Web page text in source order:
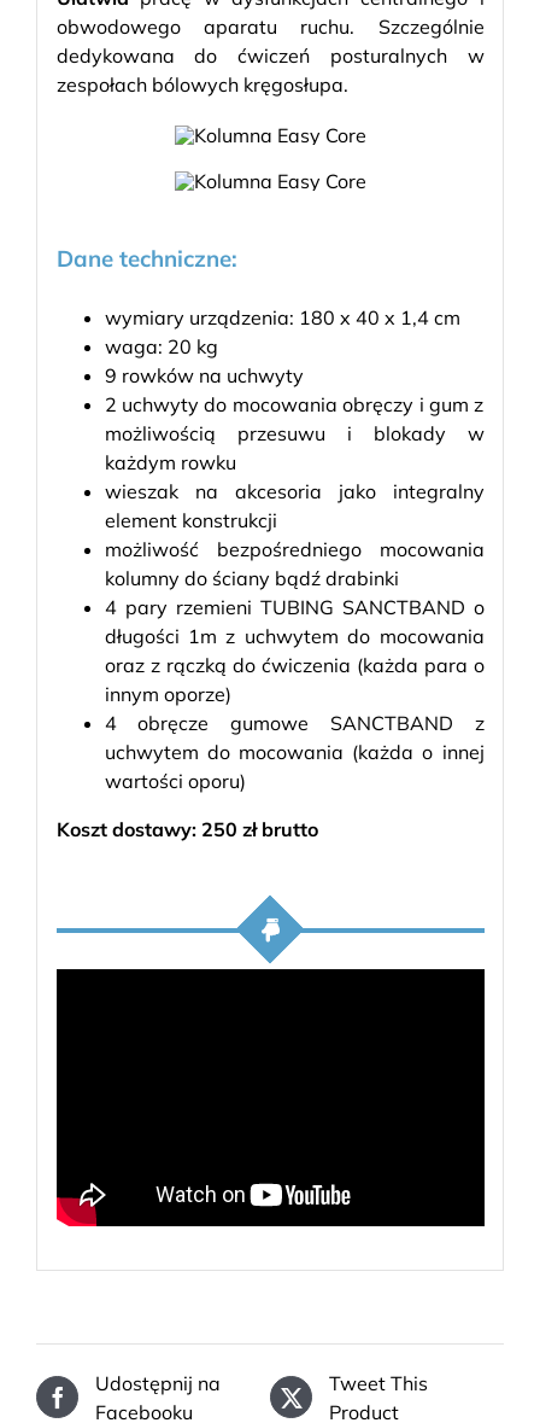
obwodowego aparatu ruchu. Szczególnie
dedykowana do ćwiczeń posturalnych w
zespołach bólowych kręgosłupa.
Dane techniczne:
wymiary urządzenia: 180 x 40 x 1,4 cm
waga: 20 kg
9 rowków na uchwyty
2 uchwyty do mocowania obręczy i gum z
możliwością przesuwu i blokady w
każdym rowku
wieszak na akcesoria jako integralny
element konstrukcji
możliwość bezpośredniego mocowania
kolumny do ściany bądź drabinki
4 pary rzemieni TUBING SANCTBAND o
długości 1m z uchwytem do mocowania
oraz z rączką do ćwiczenia (każda para o
innym oporze)
4 obręcze gumowe SANCTBAND z
uchwytem do mocowania (każda o innej
wartości oporu)
Koszt dostawy: 250 zł brutto
Udostępnij na
Facebooku
Tweet This
Product